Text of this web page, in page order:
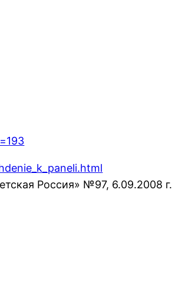
Россия» №97, 6.09.2008 г.